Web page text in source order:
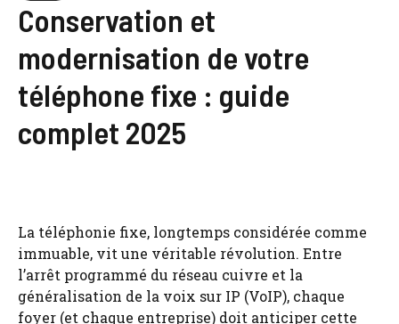
Conservation et
modernisation de votre
téléphone fixe : guide
complet 2025
La téléphonie fixe, longtemps considérée comme
immuable, vit une véritable révolution. Entre
l’arrêt programmé du réseau cuivre et la
généralisation de la voix sur IP (VoIP), chaque
foyer (et chaque entreprise) doit anticiper cette